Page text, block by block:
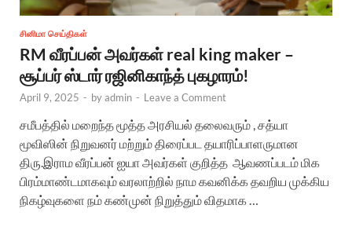
சினிமா செய்திகள்
RM வீரப்பன் அவர்கள் real king maker –
சூப்பர் ஸ்டார் ரஜினிகாந்த் புகழாரம்!
April 9, 2025 - byadmin - Leave a Comment
சமீபத்தில் மறைந்த மூத்த அரசியல் தலைவரும் , சத்யா
மூவிஸின் நிறுவனர் மற்றும் திரைப்பட தயாரிப்பாளருமான
திரு.இராம வீரப்பன் ஐயா அவர்கள் குறித்த ஆவணப்படம் மிக
பிரம்மாண்டமாகவும் வரலாற்றில் நாம கவனிக்க தவறிய முக்கிய
நிகழ்வுகளை நம் கண்முன் நிறுத்தும் விதமாக …